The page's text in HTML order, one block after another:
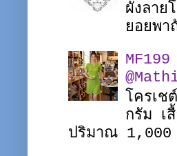
ผังลาย
ยอยพ
โครเ
กรัม เ
ปริมาณ